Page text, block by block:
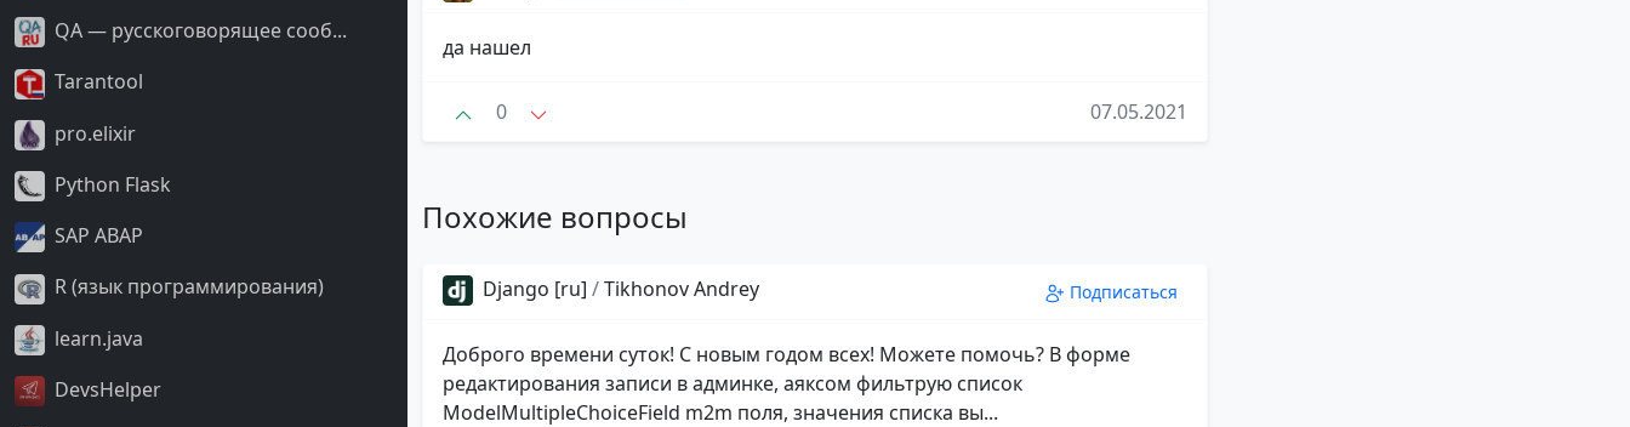
QA — русскоговорящее сооб...
Tarantool
pro.elixir
Python Flask
SAP ABAP
R (язык программирования)
learn.java
DevsHelper
да нашел
0 07.05.2021
Похожие вопросы
Django [ru] /Tikhonov Andrey Подписаться
Доброго времени суток! С новым годом всех! Можете помочь? В форме
редактирования записи в админке, аяксом фильтрую список
ModelMultipleChoiceField m2m поля, значения списка вы...